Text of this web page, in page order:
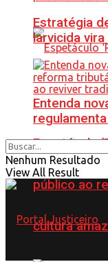
Espetáculo
público ao
cultura
Estratégia
larvicida
Entenda
Nenhum Resultado
View All Result